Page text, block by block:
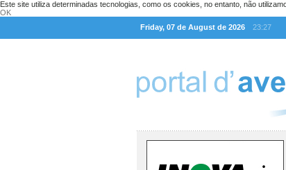
Este site utiliza determinadas tecnologias, como os cookies, no entanto, não
OK
Friday, 07 de August de 2026
23:27